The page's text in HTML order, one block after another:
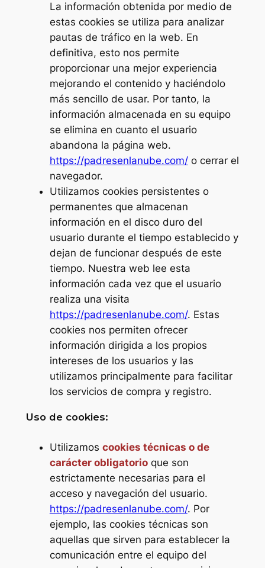
La información obtenida por medio de
estas cookies se utiliza para analizar
pautas de tráfico en la web. En
definitiva, esto nos permite
proporcionar una mejor experiencia
mejorando el contenido y haciéndolo
más sencillo de usar. Por tanto, la
información almacenada en su equipo
se elimina en cuanto el usuario
abandona la página web.
https://padresenlanube.com/o cerrar el
navegador.
Utilizamos cookies persistentes o
permanentes que almacenan
información en el disco duro del
usuario durante el tiempo establecido y
dejan de funcionar después de este
tiempo. Nuestra web lee esta
información cada vez que el usuario
realiza una visita
https://padresenlanube.com/. Estas
cookies nos permiten ofrecer
información dirigida a los propios
intereses de los usuarios y las
utilizamos principalmente para facilitar
los servicios de compra y registro.
Uso de cookies:
Utilizamos cookies técnicas o de
carácter obligatorioque son
estrictamente necesarias para el
acceso y navegación del usuario.
https://padresenlanube.com/. Por
ejemplo, las cookies técnicas son
aquellas que sirven para establecer la
comunicación entre el equipo del